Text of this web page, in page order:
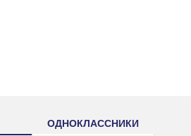
ОДНОКЛАССНИКИ